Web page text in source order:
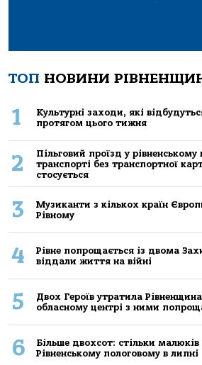
ТОП НОВИНИ
1
Культурні заходи, які
протягом цього тижня
2
Пільговий проїзд у
транспорті без транспортної
стосується
3
Музиканти з кількох країн
Рівному
4
Рівне попрощається із двома
віддали життя на війні
5
Двох Героїв утратила
обласному центрі з ними
6
Більше двохсот: стільки
Рівненському пологовому в липні